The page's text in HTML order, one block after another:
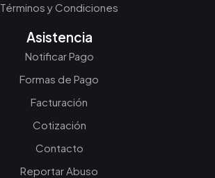
Términos y Condiciones
Asistencia
Notificar Pago
Formas de Pago
Facturación
Cotización
Contacto
Reportar Abuso